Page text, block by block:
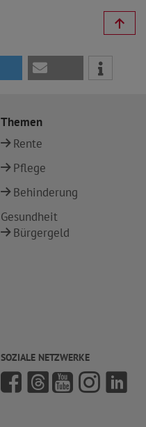
Themen
Rente
Pflege
Behinderung
Gesundheit
Bürgergeld
SOZIALE NETZWERKE